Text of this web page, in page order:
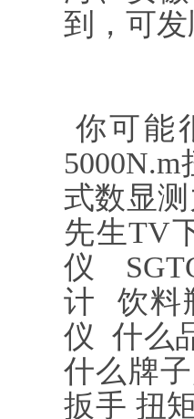
到，可
你可能
式数显
先生TV
仪
计
饮料
仪 什么
什么牌
扳手 扭